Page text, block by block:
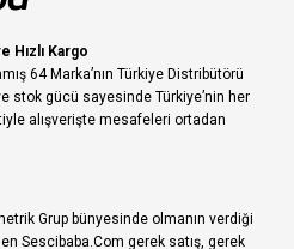
Hızlı Kargo
64 Marka’nın Türkiye Distribütörü
stok gücü sayesinde Türkiye’nin her
alışverişte mesafeleri ortadan
Grup bünyesinde olmanın verdiği
Sescibaba.Com gerek satış, gerek